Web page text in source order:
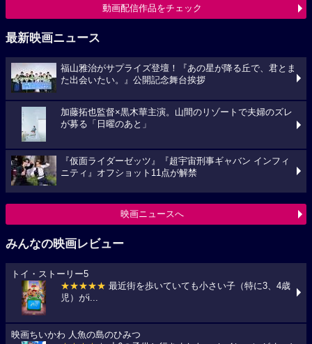
動画配信作品をチェック
最新映画ニュース
福山雅治がサプライズ登壇！『あの星が降る丘で、君とま
た出会いたい。』公開記念舞台挨拶
加藤拓也監督×黒木華主演。山間のリゾートで夫婦のズレ
が募る「日曜のあと」
『仮面ライダーゼッツ』『超宇宙刑事ギャバン インフィ
ニティ』オフショット11点が解禁
映画ニュースへ
みんなの映画レビュー
トイ・ストーリー5
★★★★★ 最近街を歩いていても小さい子（特に3、4歳
児）がi...
映画ちいかわ 人魚の島のひみつ